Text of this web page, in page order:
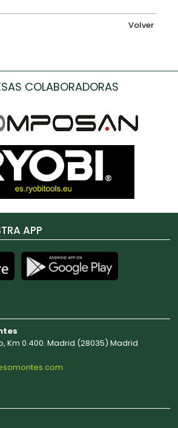
Volver
COLABORADORAS
APP
Km 0.400. Madrid (28035) Madrid